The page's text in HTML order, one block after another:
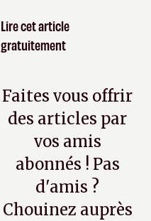
Lire cet article
gratuitement
Faites vous offrir
des articles par
vos amis
abonnés ! Pas
d'amis ?
Chouinez auprès